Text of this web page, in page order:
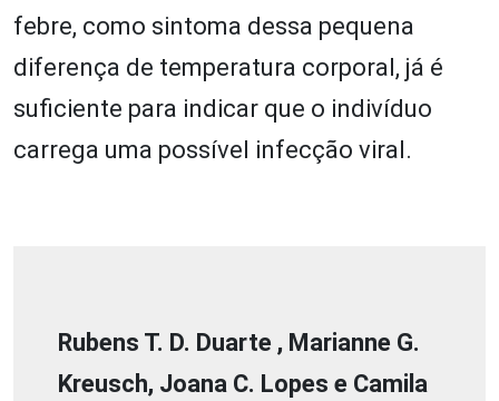
febre, como sintoma dessa pequena
diferença de temperatura corporal, já é
suficiente para indicar que o indivíduo
carrega uma possível infecção viral.
Rubens T. D. Duarte , Marianne G.
Kreusch, Joana C. Lopes e Camila